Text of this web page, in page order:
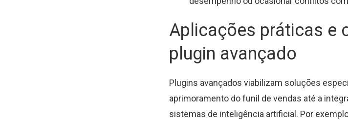
Aplicações práticas e
plugin avançado
Plugins avançados viabilizam soluções
aprimoramento do funil de vendas até a
sistemas de inteligência artificial. Por